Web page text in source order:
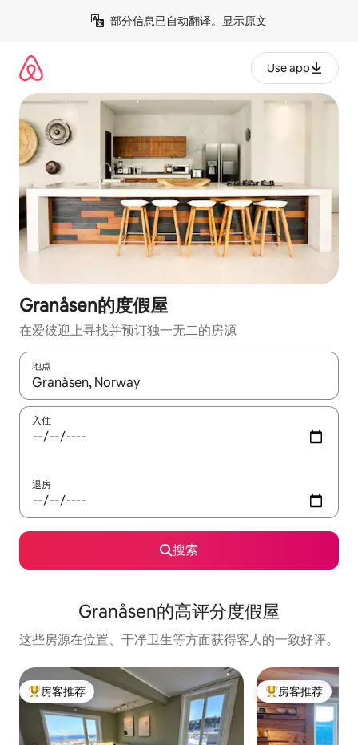
部分信息已自动翻译。 显示原文
Use app
Granåsen的度假屋
在爱彼迎上寻找并预订独一无二的房源
地点
如有搜索结果，请使用上下方向键查看，或通过点击或滑动手势
入住
退房
搜索
Granåsen的高评分度假屋
这些房源在位置、干净卫生等方面获得客人的一致好评。
热门「房客推荐」
房客推荐 热门「房客推荐」
房客推荐